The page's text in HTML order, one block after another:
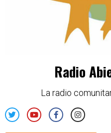
Radio
La radio